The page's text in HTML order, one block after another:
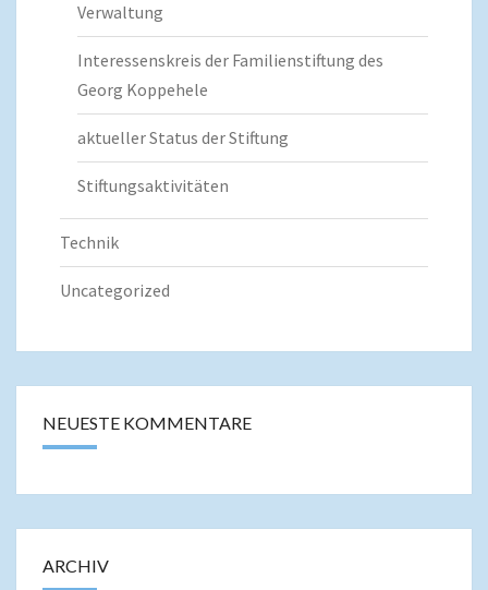
Verwaltung
Interessenskreis der Familienstiftung des
Georg Koppehele
aktueller Status der Stiftung
Stiftungsaktivitäten
Technik
Uncategorized
NEUESTE KOMMENTARE
ARCHIV